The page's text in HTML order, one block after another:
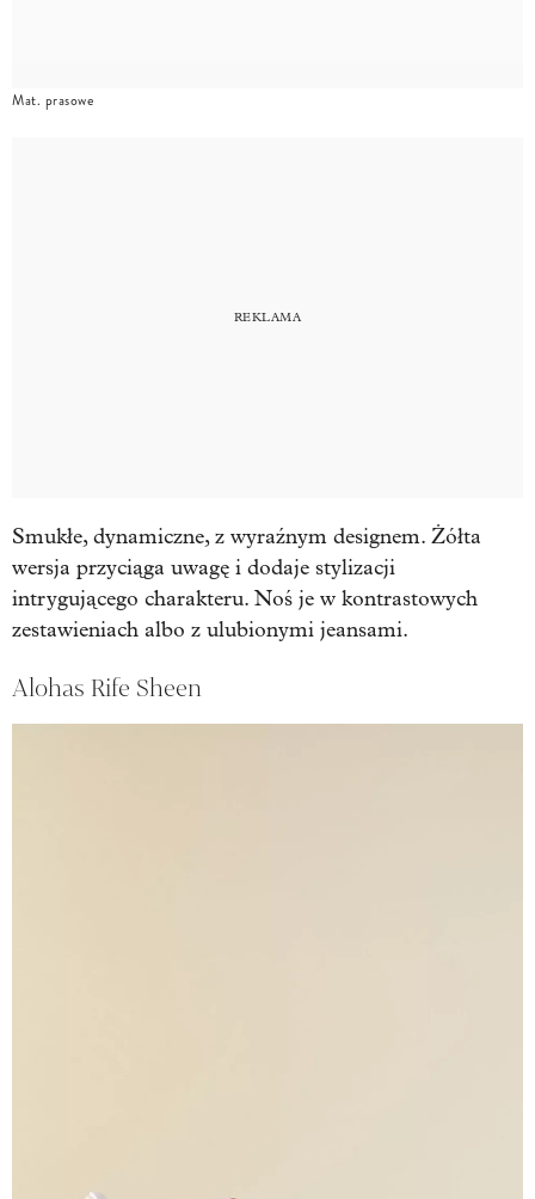
Mat. prasowe
Smukłe, dynamiczne, z wyraźnym designem. Żółta
wersja przyciąga uwagę i dodaje stylizacji
intrygującego charakteru. Noś je w kontrastowych
zestawieniach albo z ulubionymi jeansami.
Alohas Rife Sheen